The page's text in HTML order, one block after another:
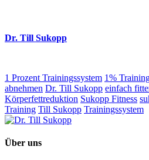
Dr. Till Sukopp
1 Prozent Trainingssystem 1%
abnehmen Dr. Till Sukopp einfach
Körperfettreduktion Sukopp Fitness
Training Till Sukopp Trainingssystem
Über uns